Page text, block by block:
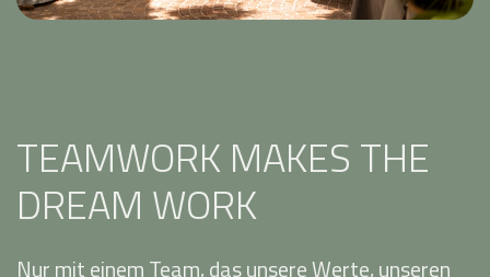
TEAMWORK MAKES THE
DREAM WORK
Nur mit einem Team, das unsere Werte, unseren